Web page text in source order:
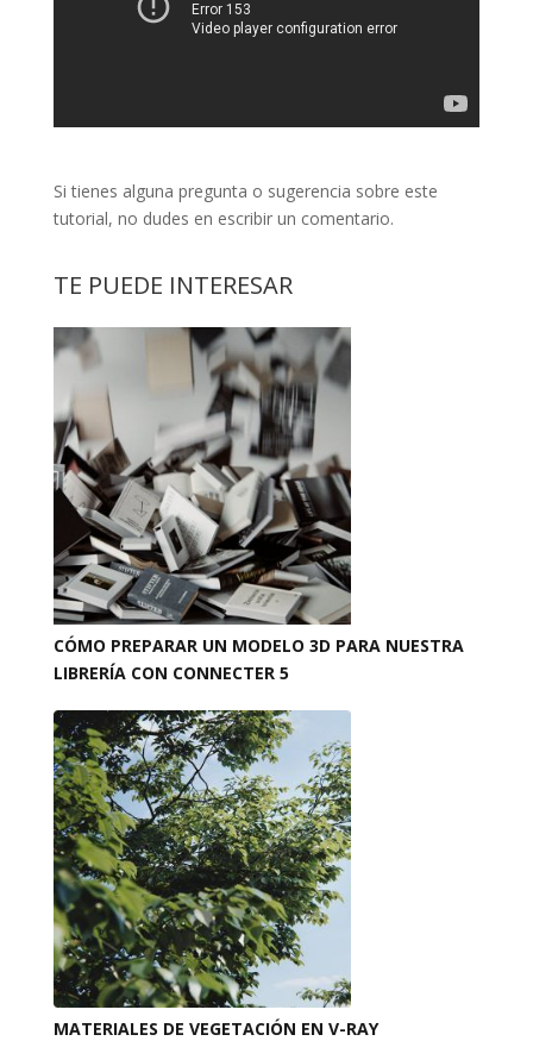
Si tienes alguna pregunta o sugerencia sobre este
tutorial, no dudes en escribir un comentario.
TE PUEDE INTERESAR
CÓMO PREPARAR UN MODELO 3D PARA NUESTRA
LIBRERÍA CON CONNECTER 5
MATERIALES DE VEGETACIÓN EN V-RAY